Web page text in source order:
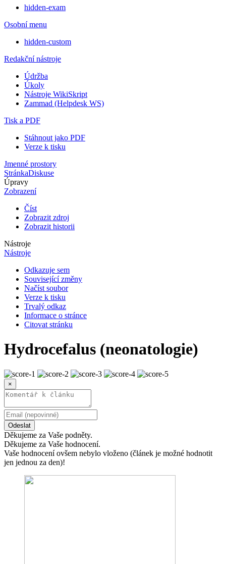
hidden-exam
Osobní menu
hidden-custom
Redakční nástroje
Údržba
Úkoly
Nástroje WikiSkript
Zammad (Helpdesk WS)
Tisk a PDF
Stáhnout jako PDF
Verze k tisku
Jmenné prostory
StránkaDiskuse
Úpravy
Zobrazení
Číst
Zobrazit zdroj
Zobrazit historii
Nástroje
Nástroje
Odkazuje sem
Související změny
Načíst soubor
Verze k tisku
Trvalý odkaz
Informace o stránce
Citovat stránku
Hydrocefalus (neonatologie)
×
Odeslat
Děkujeme za Vaše podněty.
Děkujeme za Vaše hodnocení.
Vaše hodnocení ovšem nebylo vloženo (článek je možné hodnotit
jen jednou za den)!